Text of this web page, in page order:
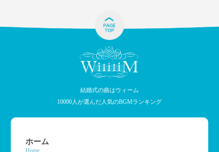
結婚式の曲はウィーム
10000人が選んだ人気のBGMランキング
ホーム
Home